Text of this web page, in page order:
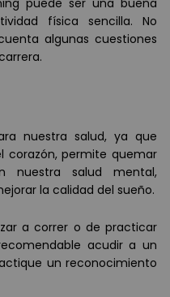
puede ser una buena
física sencilla. No
algunas cuestiones
nuestra salud, ya que
permite quemar
nuestra salud mental,
la calidad del sueño.
a correr o de practicar
acudir a un
un reconocimiento